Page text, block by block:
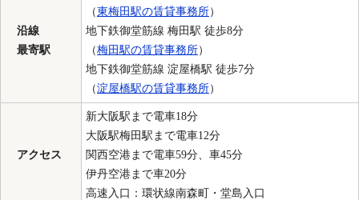
沿線
最寄駅
（東梅田駅の賃貸事務所）
地下鉄御堂筋線 梅田駅 徒歩8分
（梅田駅の賃貸事務所）
地下鉄御堂筋線 淀屋橋駅 徒歩7分
（淀屋橋駅の賃貸事務所）
アクセス
新大阪駅まで電車18分
大阪駅梅田駅まで電車12分
関西空港まで電車59分、車45分
伊丹空港まで車20分
高速入口：環状線南森町・堂島入口